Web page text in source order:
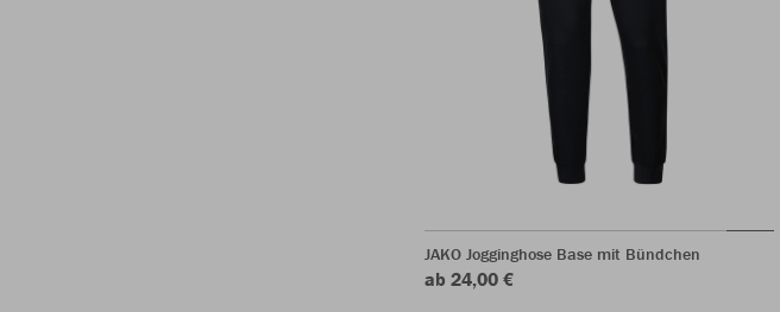
JAKO Jogginghose Base mit Bündchen
ab 24,00 €